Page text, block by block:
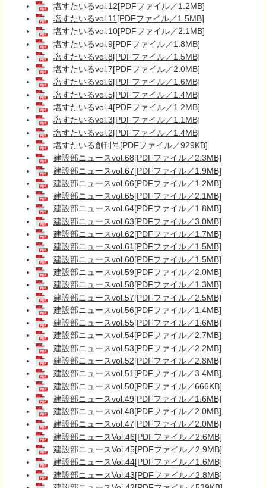
塩すたいるvol.12[PDFファイル／1.2MB]
塩すたいるvol.11[PDFファイル／1.5MB]
塩すたいるvol.10[PDFファイル／2.1MB]
塩すたいるvol.9[PDFファイル／1.8MB]
塩すたいるvol.8[PDFファイル／1.5MB]
塩すたいるvol.7[PDFファイル／2.0MB]
塩すたいるvol.6[PDFファイル／1.6MB]
塩すたいるvol.5[PDFファイル／1.4MB]
塩すたいるvol.4[PDFファイル／1.2MB]
塩すたいるvol.3[PDFファイル／1.1MB]
塩すたいるvol.2[PDFファイル／1.4MB]
塩すたいる創刊号[PDFファイル／929KB]
建設部ニュースvol.68[PDFファイル／2.3MB]
建設部ニュースvol.67[PDFファイル／1.9MB]
建設部ニュースvol.66[PDFファイル／1.2MB]
建設部ニュースvol.65[PDFファイル／2.1MB]
建設部ニュースvol.64[PDFファイル／1.8MB]
建設部ニュースvol.63[PDFファイル／3.0MB]
建設部ニュースvol.62[PDFファイル／1.7MB]
建設部ニュースvol.61[PDFファイル／1.5MB]
建設部ニュースvol.60[PDFファイル／1.5MB]
建設部ニュースvol.59[PDFファイル／2.0MB]
建設部ニュースvol.58[PDFファイル／1.3MB]
建設部ニュースvol.57[PDFファイル／2.5MB]
建設部ニュースvol.56[PDFファイル／1.4MB]
建設部ニュースvol.55[PDFファイル／1.6MB]
建設部ニュースvol.54[PDFファイル／2.7MB]
建設部ニュースvol.53[PDFファイル／2.2MB]
建設部ニュースvol.52[PDFファイル／2.8MB]
建設部ニュースvol.51[PDFファイル／3.4MB]
建設部ニュースvol.50[PDFファイル／666KB]
建設部ニュースvol.49[PDFファイル／1.6MB]
建設部ニュースvol.48[PDFファイル／2.0MB]
建設部ニュースvol.47[PDFファイル／2.0MB]
建設部ニュースVol.46[PDFファイル／2.6MB]
建設部ニュースVol.45[PDFファイル／2.9MB]
建設部ニュースVol.44[PDFファイル／1.6MB]
建設部ニュースVol.43[PDFファイル／2.8MB]